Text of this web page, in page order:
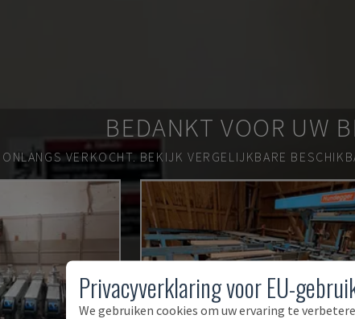
BEDANKT VOOR UW
VERKOCHT. BEKIJK VERGELIJKBARE
Privacyverklaring voor EU-
We gebruiken cookies om uw ervaring te